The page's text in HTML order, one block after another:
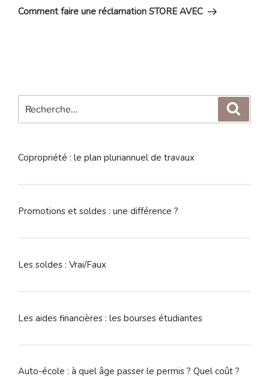
suivant
Comment faire une réclamation STORE AVEC
pour
Copropriété : le plan pluriannuel de travaux
Promotions et soldes : une différence ?
Les soldes : Vrai/Faux
Les aides financières : les bourses étudiantes
Auto-école : à quel âge passer le permis ? Quel coût ?